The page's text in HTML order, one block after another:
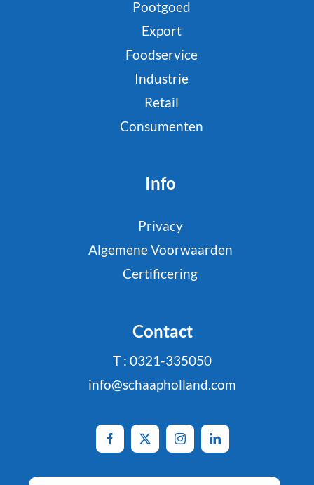
Pootgoed
Export
Foodservice
Industrie
Retail
Consumenten
Info
Privacy
Algemene Voorwaarden
Certificering
Contact
T : 0321-335050
info@schaapholland.com